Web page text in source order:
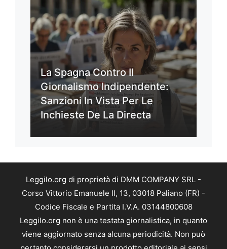
La Spagna Contro Il
Giornalismo Indipendente:
Sanzioni In Vista Per Le
Inchieste De La Directa
Leggilo.org di proprietà di DMM COMPANY SRL -
Corso Vittorio Emanuele II, 13, 03018 Paliano (FR) -
Codice Fiscale e Partita I.V.A. 03144800608
Leggilo.org non è una testata giornalistica, in quanto
viene aggiornato senza alcuna periodicità. Non può